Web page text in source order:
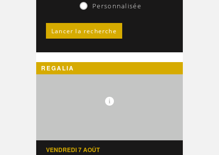
Personnalisée
REGALIA
VENDREDI 7 AOÛT